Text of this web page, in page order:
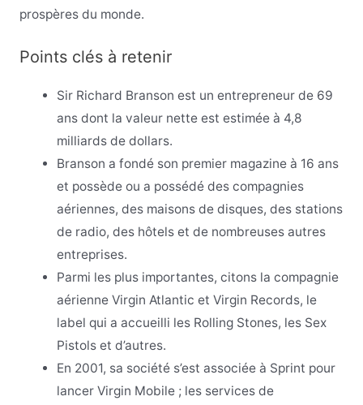
prospères du monde.
Points clés à retenir
Sir Richard Branson est un entrepreneur de 69
ans dont la valeur nette est estimée à 4,8
milliards de dollars.
Branson a fondé son premier magazine à 16 ans
et possède ou a possédé des compagnies
aériennes, des maisons de disques, des stations
de radio, des hôtels et de nombreuses autres
entreprises.
Parmi les plus importantes, citons la compagnie
aérienne Virgin Atlantic et Virgin Records, le
label qui a accueilli les Rolling Stones, les Sex
Pistols et d’autres.
En 2001, sa société s’est associée à Sprint pour
lancer Virgin Mobile ; les services de